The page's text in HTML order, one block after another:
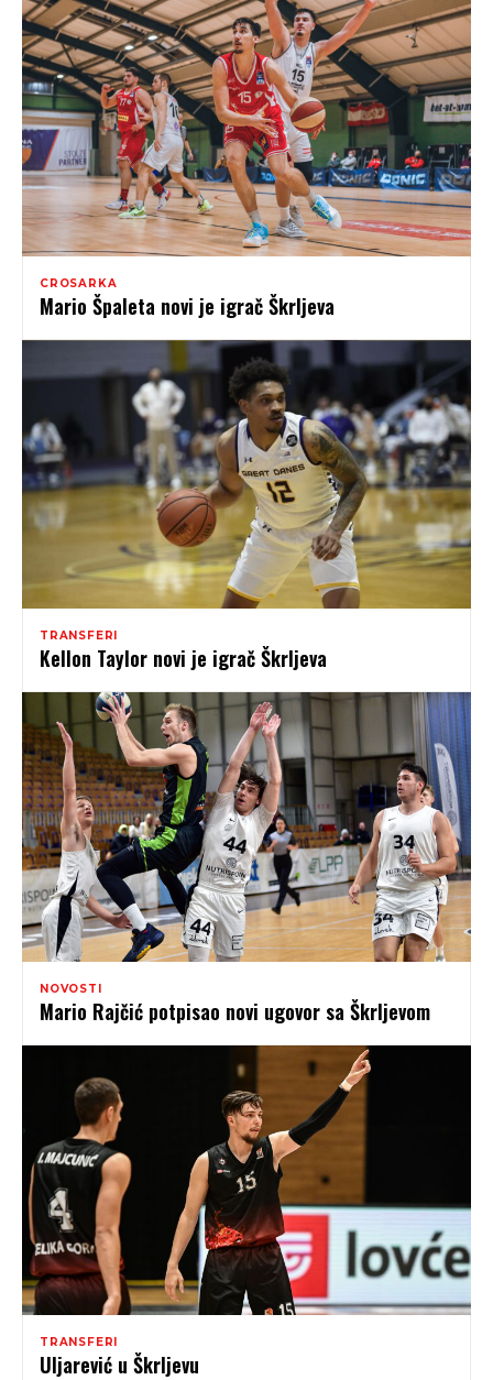
CROSARKA
Mario Špaleta novi je igrač Škrljeva
TRANSFERI
Kellon Taylor novi je igrač Škrljeva
NOVOSTI
Mario Rajčić potpisao novi ugovor sa Škrljevom
TRANSFERI
Uljarević u Škrljevu